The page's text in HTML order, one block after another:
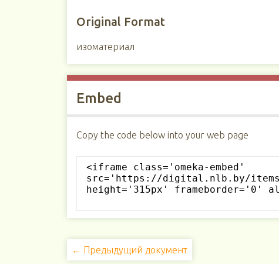
Original Format
изоматериал
Embed
Copy the code below into your web page
← Предыдущий документ